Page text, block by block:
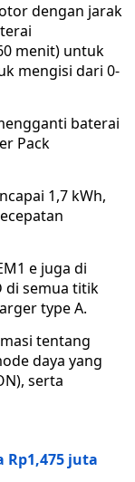
dengan jarak
menit) untuk
mengisi dari 0-
baterai
Pack
1,7 kWh,
e juga di
di semua titik
type A.
tentang
daya yang
serta
Rp1,475 juta